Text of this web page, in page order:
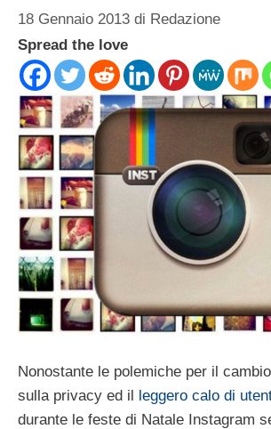
18 Gennaio 2013 di Redazione
Spread the love
Nonostante le polemiche per il
sulla privacy ed il leggero calo di
durante le feste di Natale Instagram